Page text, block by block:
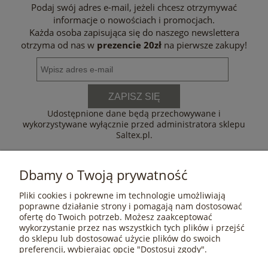
Podaj swój adres e-mail, jeżeli chcesz otrzymywać
informacje o nowościach i promocjach.
Każda osoba zapisująca się do naszego newslettera
otrzyma od nas w prezencie 20zł na pierwsze zakupy!
ZAPISZ SIĘ
Udostępnione dane będą przechowywane i
wykorzystywane wyłącznie przed administratora sklepu
Saltex.pl.
POMOC
MOJE KONTO
Dbamy o Twoją prywatność
Pliki cookies i pokrewne im technologie umożliwiają
poprawne działanie strony i pomagają nam dostosować
ofertę do Twoich potrzeb. Możesz zaakceptować
wykorzystanie przez nas wszystkich tych plików i przejść
do sklepu lub dostosować użycie plików do swoich
preferencji, wybierając opcję "Dostosuj zgody".